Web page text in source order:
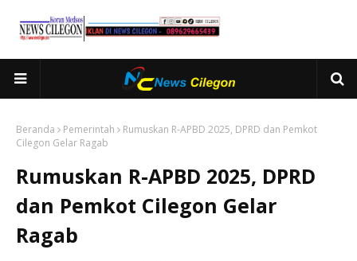
Beranda Pemerintah
Rumuskan R-APBD 2025, DPRD dan Pemkot
Cilegon Gelar Ragab
Rumuskan R-APBD 2025, DPRD
dan Pemkot Cilegon Gelar
Ragab